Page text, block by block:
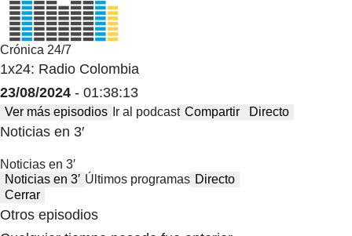
Crónica 24/7
1x24: Radio Colombia
23/08/2024 - 01:38:13
Ver más episodios Ir al podcast Compartir Directo
Noticias en 3′
Noticias en 3′
Noticias en 3′ Últimos programas Directo
Cerrar
Otros episodios